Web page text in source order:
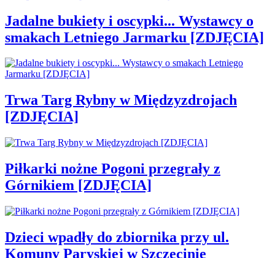
Jadalne bukiety i oscypki... Wystawcy o
smakach Letniego Jarmarku [ZDJĘCIA]
Trwa Targ Rybny w Międzyzdrojach
[ZDJĘCIA]
Piłkarki nożne Pogoni przegrały z
Górnikiem [ZDJĘCIA]
Dzieci wpadły do zbiornika przy ul.
Komuny Paryskiej w Szczecinie